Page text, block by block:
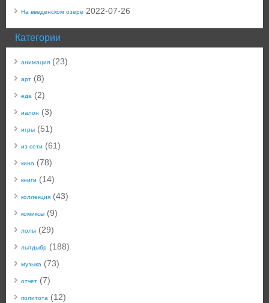
На введенском озере 2022-07-26
Категории
анимация (23)
арт (8)
еда (2)
иалон (3)
игры (51)
из сети (61)
кино (78)
книги (14)
коллекция (43)
комиксы (9)
лолы (29)
лытдыбр (188)
музыка (73)
отчет (7)
политота (12)